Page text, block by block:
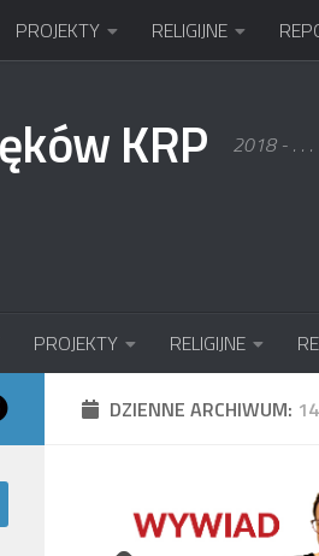
PROJEKTY RELIGIJNE
KRP 2018 - . . .
PROJEKTY RELIGIJNE
DZIENNE ARCHIWUM: